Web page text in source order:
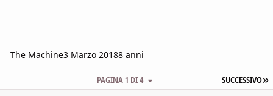
The Machine3 Marzo 20188 anni
SUCCESSIVO
PAGINA 1 DI 4